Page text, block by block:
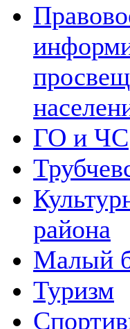
ГО и ЧС
района
Малый
Туризм